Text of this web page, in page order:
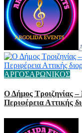
ΑΡΓΟΣΑΡΩΝΙΚΟΣ
Ο Δήμος Τροιζηνίας
Περιφέρεια Αττικής